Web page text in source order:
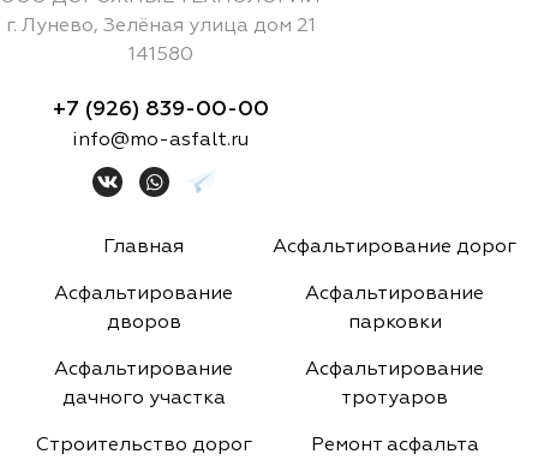
г. Лунево, Зелёная улица дом 21
141580
+7 (926) 839-00-00
info@mo-asfalt.ru
Главная Асфальтирование дорог
Асфальтирование
дворов
Асфальтирование
парковки
Асфальтирование
дачного участка
Асфальтирование
тротуаров
Строительство дорог Ремонт асфальта